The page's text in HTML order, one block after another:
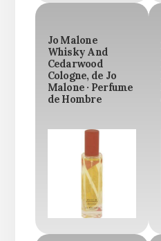
Jo Malone
Whisky And
Cedarwood
Cologne, de Jo
Malone · Perfume
de Hombre